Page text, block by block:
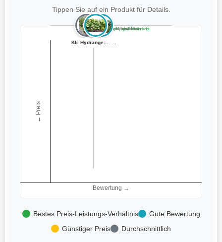
Tippen Sie auf ein Produkt für Details.
Bewertung →
← Preis
Teuer, gut bewertet
Teuer, schlecht bewertet
Preiswert, gut bewertet
Preiswert, schlecht bewertet
Kletternde Hort...
Kletter-Hortens... Hydrangea petio...
Bestes Preis-Leistungs-Verhältnis
Gute Bewertung
Günstiger Preis
Durchschnittlich